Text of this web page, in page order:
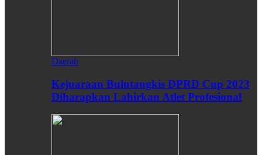
Daerah
Kejuaraan Bulutangkis DPRD Cup 2023
Diharapkan Lahirkan Atlet Profesional